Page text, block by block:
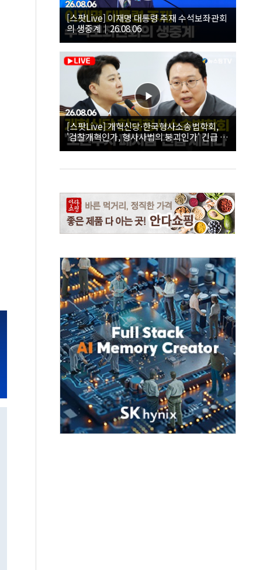
[스팟Live] 이재명 대통령 주재 수석보좌관회
의 생중계｜26.08.06
[스팟Live] 개혁신당·한국형사소송법학회,
'검찰개혁인가, 형사사법의 붕괴인가' 긴급 세
미나｜26.08.06